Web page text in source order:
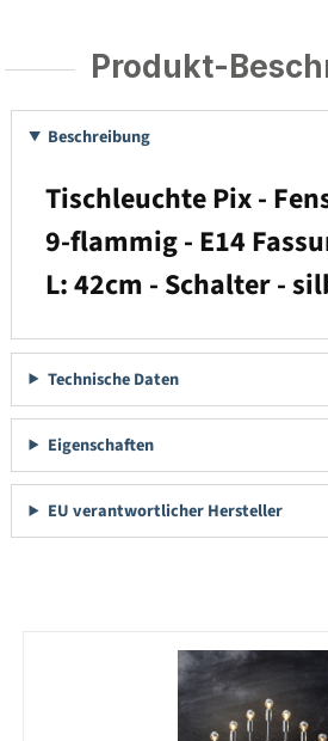
Produkt-
Beschreibung
Tischleuchte Pix -
9-flammig - E14
L: 42cm - Schalter -
Technische Daten
Eigenschaften
EU verantwortlicher Hersteller